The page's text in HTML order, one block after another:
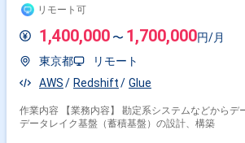
リモート可
1,400,000 〜 1,700,000円/月
東京都
リモート
AWS
Redshift Glue
作業内容 【業務内容】 勘定系システムなどからデ
データレイク基盤（蓄積基盤）の設計、構築